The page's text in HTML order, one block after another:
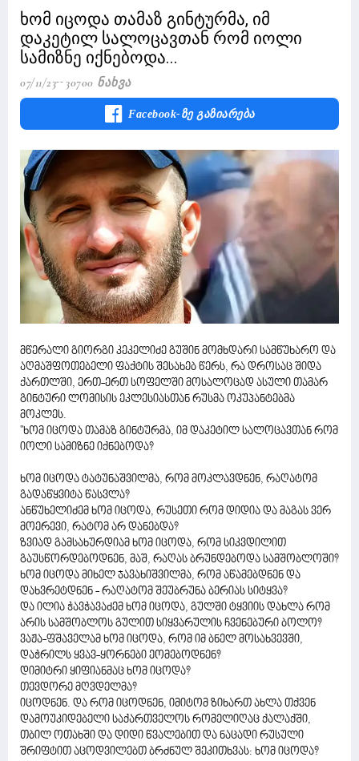
ხომ იცოდა თამაზ გინტურმა, იმ
დაკეტილ სალოცავთან რომ იოლი
სამიზნე იქნებოდა...
07/11/23 30700 Ნახვა
Facebook-Ზე Გაზიარება
მწერალი გიორგი კეკელიძე გუშინ მომხდარი სამწუხარო და
აღმაშფოთებელი ფაქტის შესახებ წერს, რა დროსაც შიდა
ქართლში, ერთ-ერთ სოფელში მოსალოცად ასული თამარ
გინტური ლომისის ეკლესიასთან რუსმა ოკუპანტებმა
მოკლეს.
"ხომ იცოდა თამაზ გინტურმა, იმ დაკეტილ სალოცავთან რომ
იოლი სამიზნე იქნებოდა?
ხომ იცოდა ტატუნაშვილმა, რომ მოკლავდნენ, რაღატომ
გადაწყვიტა წასვლა?
ანწუხელიძემ ხომ იცოდა, რუსეთი რომ დიდია და მაგას ვერ
მოერევი, რატომ არ დანებდა?
ზვიად გამსახურდიამ ხომ იცოდა, რომ სიკვდილით
გაუსწორდებოდნენ, მაშ, რაღას ბრუნდებოდა სამშობლოში?
ხომ იცოდა მიხელ ჯავახიშვილმა, რომ აწამებდნენ და
დახვრეტდნენ - რაღატომ შეუბრუნა ბერიას სიტყვა?
და ილია ჭავჭავაძემ ხომ იცოდა, გულში ტყვიის დახლა რომ
არის სამშობლოს გულით სიყვარულის ჩვენებური ბოლო?
ვაჟა-ფშაველამ ხომ იცოდა, რომ იმ ბნელ მოსახვევში,
დაჭრილს ყვავ-ყორნები ეომებოდნენ?
დიმიტრი ყიფიანმაც ხომ იცოდა?
თევდორე მღვდელმა?
იცოდნენ. და რომ იცოდნენ, იმიტომ ზიხართ ახლა თქვენ
დამოუკიდებელი საქართველოს რომელიღაც ქალაქში,
თბილ ოთახში და დიდი წვალებით და ნაცადი რუსული
შრიფტით აცოდვილებთ ბრძნულ შეკითხვას: ხომ იცოდა?